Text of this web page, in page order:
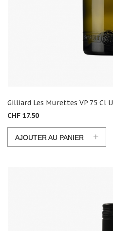
Gilliard Les Murettes VP 75 Cl U
CHF 17.50
AJOUTER AU PANIER +